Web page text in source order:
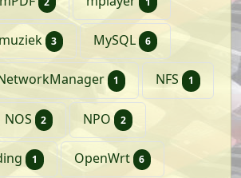
muziek 3 artikelenMySQL 6 artikelen
1 artikelNFS 1 artikel
NOS 2 artikelen
NPO 2 artikelen
1 artikelOpenWrt 6 artikelen